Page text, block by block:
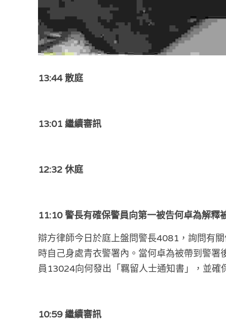
13:44 散庭
13:01 繼續審訊
12:32 休庭
11:10 警長有確保警員向第一被告何卓為解釋
辯方律師今日於庭上盤問警長4081，詢問有
時自己身處青衣警署內。當何卓為被帶到警
員13024向何發出「羈留人士通知書」，並確
10:59 繼續審訊